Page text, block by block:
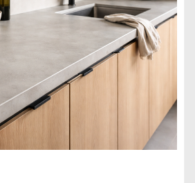
i praktyczność płytek
nieczystości
w miejscowości bez